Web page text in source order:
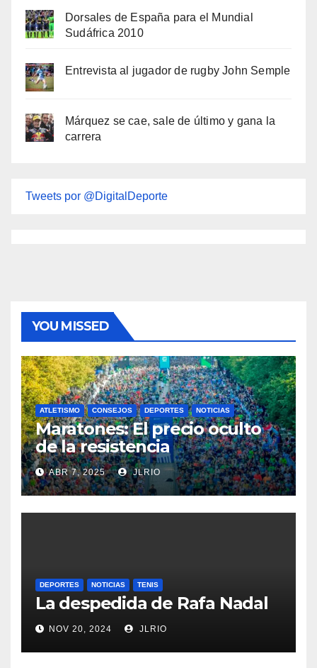
Dorsales de España para el Mundial
Sudáfrica 2010
Entrevista al jugador de rugby John Semple
Márquez se cae, sale de último y gana la
carrera
Tweets por @DigitalDeporte
YOU MISSED
ATLETISMO CONSEJOS DEPORTES NOTICIAS
Maratones: El precio oculto
de la resistencia
ABR 7, 2025 JLRIO
DEPORTES NOTICIAS TENIS
La despedida de Rafa Nadal
NOV 20, 2024 JLRIO